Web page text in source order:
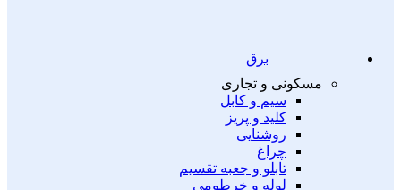
برق
مسکونی و تجاری
سیم و کابل
کلید و پریز
روشنایی
چراغ
تابلو و جعبه تقسیم
لوله و خرطومی